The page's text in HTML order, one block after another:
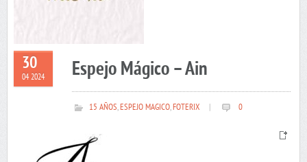
30
04 2024 Espejo Mágico – Ain
15 AÑOS,ESPEJO MAGICO,FOTERIX 0